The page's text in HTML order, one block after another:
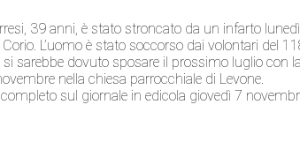
39 anni, è stato stroncato da un infarto
L’uomo è stato soccorso dai volontari del
si sarebbe dovuto sposare il prossimo luglio
nella chiesa parrocchiale di Levone.
sul giornale in edicola giovedì 7